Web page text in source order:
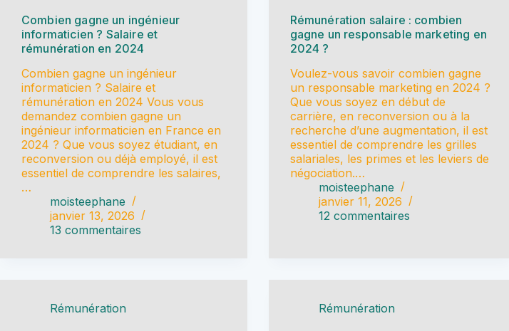
Combien gagne un ingénieur
informaticien ? Salaire et
rémunération en 2024
Combien gagne un ingénieur
informaticien ? Salaire et
rémunération en 2024 Vous vous
demandez combien gagne un
ingénieur informaticien en France en
2024 ? Que vous soyez étudiant, en
reconversion ou déjà employé, il est
essentiel de comprendre les salaires,
…
moisteephane
janvier 13, 2026
13 commentaires
Rémunération salaire : combien
gagne un responsable marketing en
2024 ?
Voulez-vous savoir combien gagne
un responsable marketing en 2024 ?
Que vous soyez en début de
carrière, en reconversion ou à la
recherche d’une augmentation, il est
essentiel de comprendre les grilles
salariales, les primes et les leviers de
négociation.…
moisteephane
janvier 11, 2026
12 commentaires
Rémunération Rémunération